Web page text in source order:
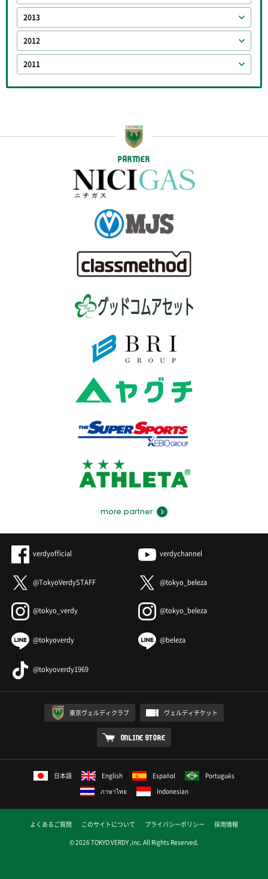
2013
2012
2011
PARTNER
more partner
verdyofficial verdychannel
@TokyoVerdySTAFF @tokyo_beleza
@tokyo_verdy @tokyo_beleza
@tokyoverdy @beleza
@tokyoverdy1969
東京ヴェルディクラブ ヴェルディチケット
ONLINE STORE
日本語 English Español
Português
ภาษาไทย
Indonesian
よくあるご質問 このサイトについて プライバシーポリシー
採用情報
© 2026 TOKYO VERDY ,inc. All Rights Reserved.